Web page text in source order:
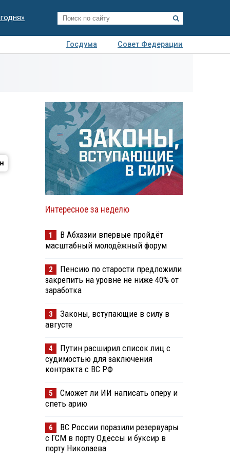
Госдума
Совет Федерации
Интересное за неделю
1
В Абхазии впервые пройдёт
масштабный молодёжный форум
2
Пенсию по старости предложили
закрепить на уровне не ниже 40% от
заработка
3
Законы, вступающие в силу в
августе
4
Путин расширил список лиц с
судимостью для заключения
контракта с ВС РФ
5
Сможет ли ИИ написать оперу и
спеть арию
6
ВС России поразили резервуары
с ГСМ в порту Одессы и буксир в
порту Николаева